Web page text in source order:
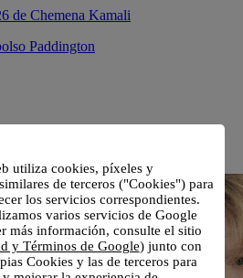
de Chemena Kamali
Paddington
utiliza cookies, píxeles y
de terceros ("Cookies") para
los servicios correspondientes.
varios servicios de Google
más información, consulte el sitio
y Términos de Google) junto con
Cookies y las de terceros para